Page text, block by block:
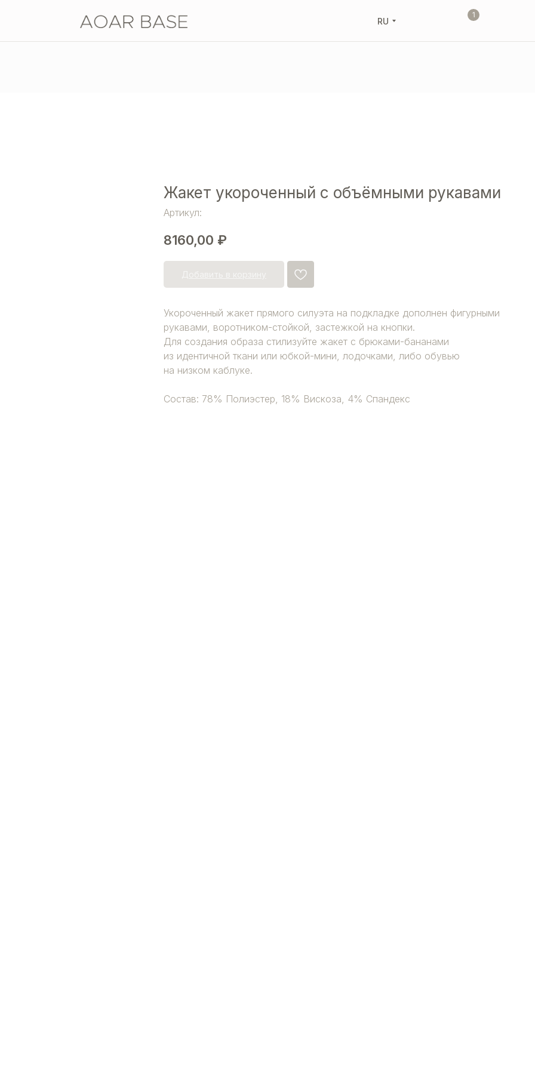
1
RU
Жакет укороченный с объёмными рукавами
Артикул:
8160,00 ₽
Укороченный жакет прямого силуэта на подкладке дополнен фигурными
рукавами, воротником-стойкой, застежкой на кнопки.
Для создания образа стилизуйте жакет с брюками-бананами
из идентичной ткани или юбкой-мини, лодочками, либо обувью
на низком каблуке.
Состав: 78% Полиэстер, 18% Вискоза, 4% Спандекс